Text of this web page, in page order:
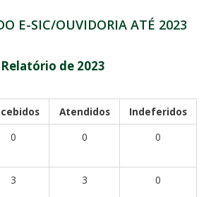
E-SIC/OUVIDORIA ATÉ 2023
Relatório de 2023
Atendidos
Indeferidos
0 0 0
3 3 0